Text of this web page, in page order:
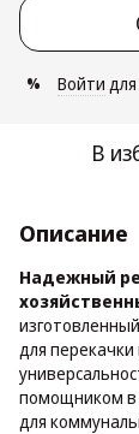
% Войти
В
Описание
Надежный
для
помощником в
для